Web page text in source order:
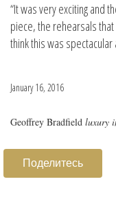
“It was very exciting and
piece, the rehearsals that
think this was spectacular
January 16, 2016
Geoffrey Bradfield luxury
Поделитесь